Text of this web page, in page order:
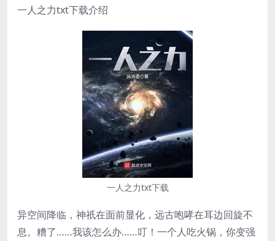
一人之力txt下载介绍
一人之力txt下载
异空间降临，神祇在面前显化，远古咆哮在耳边回旋不
息。糟了……我该怎么办……叮！一个人吃火锅，你变强